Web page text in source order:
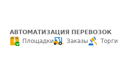
АВТОМАТИЗАЦИЯ ПЕРЕВОЗОК
Площадки
Заказы Торги